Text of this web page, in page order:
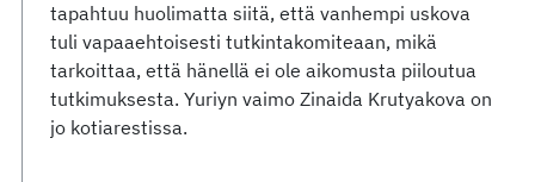
tapahtuu huolimatta siitä, että vanhempi uskova
tuli vapaaehtoisesti tutkintakomiteaan, mikä
tarkoittaa, että hänellä ei ole aikomusta piiloutua
tutkimuksesta. Yuriyn vaimo Zinaida Krutyakova on
jo kotiarestissa.